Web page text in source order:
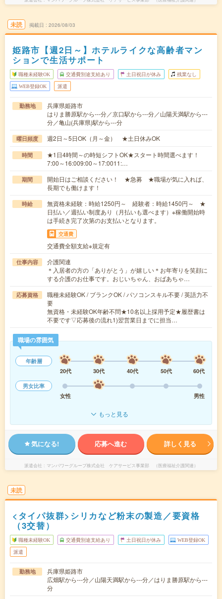
未読 掲載日 2026/08/03
姫路市【週2日～】ホテルライクな高齢者マン
ションで生活サポート
職種未経験OK 交通費別途支給あり 土日祝日が休み 残業なし
WEB登録OK 派遣
勤務地
兵庫県姫路市
はりま勝原駅から---分／京口駅から---分／山陽天満駅から---
分／亀山(兵庫県)駅から---分
曜日頻度 週2日～5日OK（月～金） ★土日休みOK
時間
★1日4時間～の時短シフトOK★スタート時間選べます！
7:00～16:009:00～17:0011:…
期間
開始日はご相談ください！ ★急募 ★職場が気に入れば、
長期でも働けます！
時給
無資格未経験：時給1250円～ 経験者：時給1450円～ ★
日払い／週払い制度あり（月払いも選べます）※稼働開始時
は手続き完了次第のお支払いとなります。
交通費
交通費全額支給※規定有
仕事内容
介護関連
＊入居者の方の「ありがとう」が嬉しい＊お年寄りを笑顔に
する介護のお仕事です。おじいちゃん、おばあちゃ…
応募資格
職種未経験OK / ブランクOK / パソコンスキル不要 / 英語力不
要
無資格・未経験OK年齢不問★10名以上採用予定★履歴書は
不要です▽応募後の流れ1)翌営業日までに担当…
職場の雰囲気
年齢層
20代
30代 40代 50代
60代
男女比率
女性
男性
もっと見る
気になる! 応募へ進む 詳しく見る
派遣会社 マンパワーグループ株式会社 ケアサービス事業部 （医療福祉介護関連）
未読
<タイパ抜群>シリカなど粉末の製造／要資格
（3交替）
職種未経験OK 交通費別途支給あり 土日祝日が休み WEB登録OK
派遣
勤務地
兵庫県姫路市
広畑駅から---分／山陽天満駅から---分／はりま勝原駅から---
分